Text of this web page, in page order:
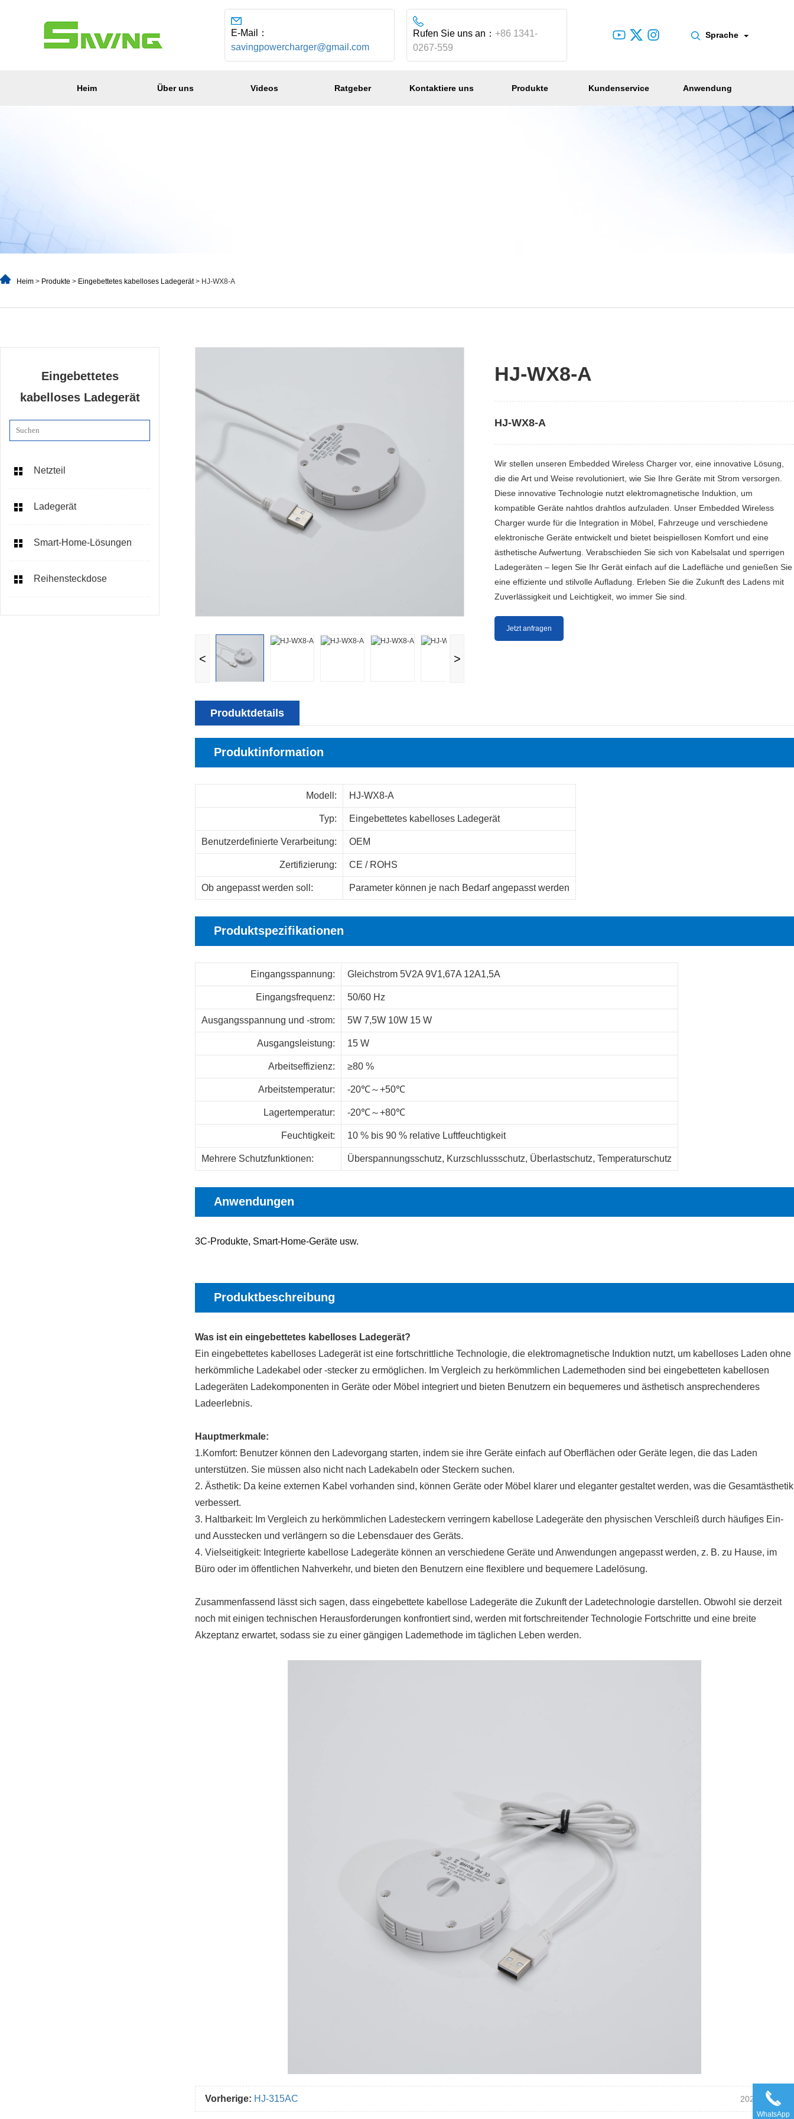
E-Mail：
savingpowercharger@gmail.com
Rufen Sie uns an： +86 1341-
0267-559
Sprache
Heim Über uns Videos Ratgeber Kontaktiere uns Produkte Kundenservice Anwendung
Heim > Produkte > Eingebettetes kabelloses Ladegerät> HJ-WX8-A
Eingebettetes
kabelloses Ladegerät
Netzteil
Ladegerät
Smart-Home-Lösungen
Reihensteckdose
< >
HJ-WX8-A
HJ-WX8-A
Wir stellen unseren Embedded Wireless Charger vor, eine innovative Lösung,
die die Art und Weise revolutioniert, wie Sie Ihre Geräte mit Strom versorgen.
Diese innovative Technologie nutzt elektromagnetische Induktion, um
kompatible Geräte nahtlos drahtlos aufzuladen. Unser Embedded Wireless
Charger wurde für die Integration in Möbel, Fahrzeuge und verschiedene
elektronische Geräte entwickelt und bietet beispiellosen Komfort und eine
ästhetische Aufwertung. Verabschieden Sie sich von Kabelsalat und sperrigen
Ladegeräten – legen Sie Ihr Gerät einfach auf die Ladefläche und genießen Sie
eine effiziente und stilvolle Aufladung. Erleben Sie die Zukunft des Ladens mit
Zuverlässigkeit und Leichtigkeit, wo immer Sie sind.
Jetzt anfragen
Produktdetails
Produktinformation
Modell: HJ-WX8-A
Typ: Eingebettetes kabelloses Ladegerät
Benutzerdefinierte Verarbeitung: OEM
Zertifizierung: CE / ROHS
Ob angepasst werden soll : Parameter können je nach Bedarf angepasst werden
Produktspezifikationen
Eingangsspannung: Gleichstrom 5V2A 9V1,67A 12A1,5A
Eingangsfrequenz: 50/60 Hz
Ausgangsspannung und -strom: 5W 7,5W 10W 15 W
Ausgangsleistung: 15 W
Arbeitseffizienz: ≥80 %
Arbeitstemperatur: -20℃～+50℃
Lagertemperatur: -20℃～+80℃
Feuchtigkeit: 10 % bis 90 % relative Luftfeuchtigkeit
Mehrere Schutzfunktionen: Überspannungsschutz, Kurzschlussschutz, Überlastschutz, Temperaturschutz
Anwendungen
3C-Produkte, Smart-Home-Geräte usw.
Produktbeschreibung
Was ist ein eingebettetes kabelloses Ladegerät?
Ein eingebettetes kabelloses Ladegerät ist eine fortschrittliche Technologie, die elektromagnetische Induktion nutzt, um kabelloses Laden ohne
herkömmliche Ladekabel oder -stecker zu ermöglichen. Im Vergleich zu herkömmlichen Lademethoden sind bei eingebetteten kabellosen
Ladegeräten Ladekomponenten in Geräte oder Möbel integriert und bieten Benutzern ein bequemeres und ästhetisch ansprechenderes
Ladeerlebnis.
Hauptmerkmale:
1.Komfort: Benutzer können den Ladevorgang starten, indem sie ihre Geräte einfach auf Oberflächen oder Geräte legen, die das Laden
unterstützen. Sie müssen also nicht nach Ladekabeln oder Steckern suchen.
2. Ästhetik: Da keine externen Kabel vorhanden sind, können Geräte oder Möbel klarer und eleganter gestaltet werden, was die Gesamtästhetik
verbessert.
3. Haltbarkeit: Im Vergleich zu herkömmlichen Ladesteckern verringern kabellose Ladegeräte den physischen Verschleiß durch häufiges Ein-
und Ausstecken und verlängern so die Lebensdauer des Geräts.
4. Vielseitigkeit: Integrierte kabellose Ladegeräte können an verschiedene Geräte und Anwendungen angepasst werden, z. B. zu Hause, im
Büro oder im öffentlichen Nahverkehr, und bieten den Benutzern eine flexiblere und bequemere Ladelösung.
Zusammenfassend lässt sich sagen, dass eingebettete kabellose Ladegeräte die Zukunft der Ladetechnologie darstellen. Obwohl sie derzeit
noch mit einigen technischen Herausforderungen konfrontiert sind, werden mit fortschreitender Technologie Fortschritte und eine breite
Akzeptanz erwartet, sodass sie zu einer gängigen Lademethode im täglichen Leben werden.
Vorherige: HJ-315AC 2024-07-25
WhatsApp